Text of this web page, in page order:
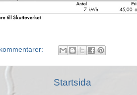
Startsida